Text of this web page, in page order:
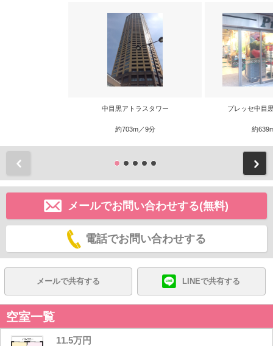
中目黒アトラスタワー
約703m／9分
プレッセ中目
約
メールでお問い合わせする(無料)
電話でお問い合わせする
メールで共有する LINEで共有する
空室一覧
11.5万円